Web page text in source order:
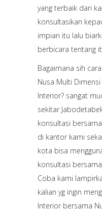
yang terbaik dari
konsultasikan
impian itu lalu
berbicara tentang
Bagaimana sih
Nusa Multi Dimensi
Interior? sangat
sekitar
konsultasi
di kantor kami
kota bisa
konsultasi
Coba kami
kalian yg ingin
Interior bersama